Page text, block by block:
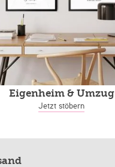
Eigenheim& Umzug
Jetzt stöbern